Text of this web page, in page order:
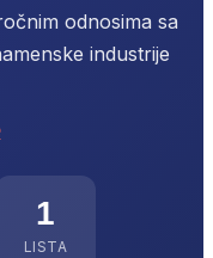
odnosima sa
industrije
1
LISTA